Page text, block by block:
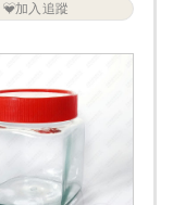
加入追蹤